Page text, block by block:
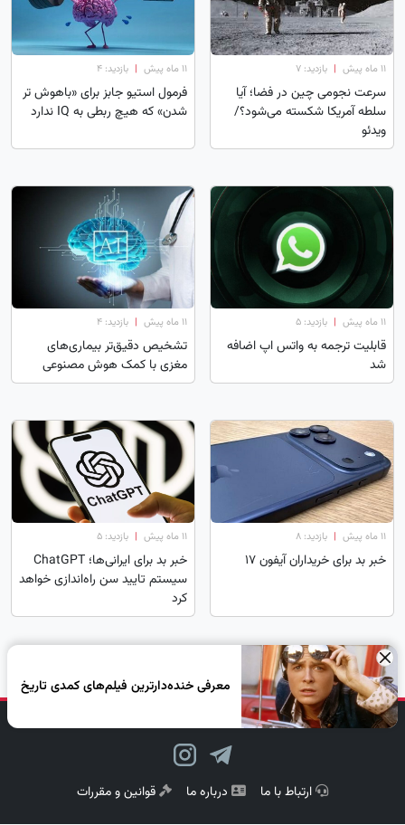
۱۱ ماه پیش | بازدید: 7
سرعت نجومی چین در فضا؛ آیا
سلطه آمریکا شکسته ‌می‌شود؟/
ویدئو
۱۱ ماه پیش | بازدید: 4
فرمول استیو جابز برای «باهوش تر
شدن» که هیچ ربطی به IQ ندارد
۱۱ ماه پیش | بازدید: 5
قابلیت ترجمه به واتس اپ اضافه
شد
۱۱ ماه پیش | بازدید: 4
تشخیص دقیق‌تر بیماری‌های
مغزی با کمک هوش مصنوعی
۱۱ ماه پیش | بازدید: 8
خبر بد برای خریداران آیفون ۱۷
۱۱ ماه پیش | بازدید: 5
خبر بد برای ایرانی‌ها؛ ChatGPT
سیستم تایید سن راه‌اندازی خواهد
کرد
صفحه 1 از 3 1
2
3
×
معرفی خنده‌دارترین فیلم‌های کمدی تاریخ
دنبال کن، لبخند بزن!
ارتباط با ما درباره ما قوانین و مقررات